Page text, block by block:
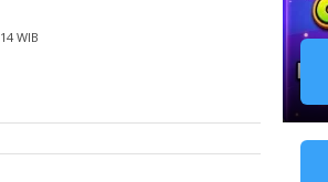
WIB